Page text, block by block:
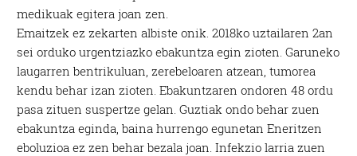
medikuak egitera joan zen.
Emaitzek ez zekarten albiste onik. 2018ko uztailaren 2an
sei orduko urgentziazko ebakuntza egin zioten. Garuneko
laugarren bentrikuluan, zerebeloaren atzean, tumorea
kendu behar izan zioten. Ebakuntzaren ondoren 48 ordu
pasa zituen suspertze gelan. Guztiak ondo behar zuen
ebakuntza eginda, baina hurrengo egunetan Eneritzen
eboluzioa ez zen behar bezala joan. Infekzio larria zuen